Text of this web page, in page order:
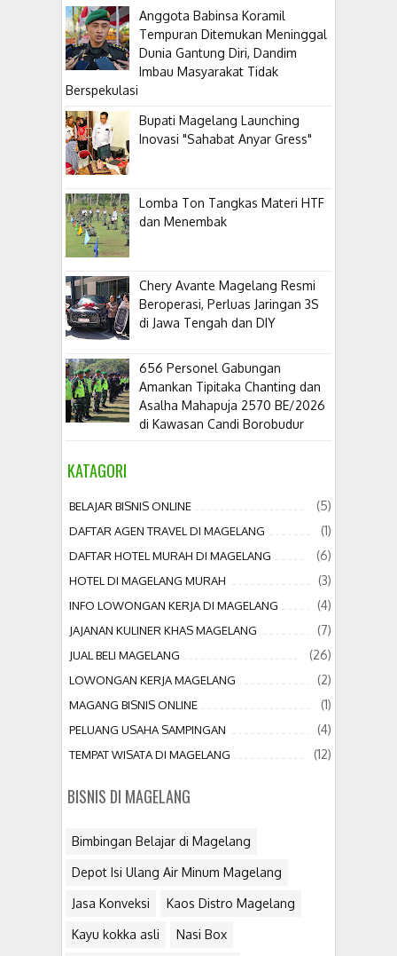
Anggota Babinsa Koramil
Tempuran Ditemukan Meninggal
Dunia Gantung Diri, Dandim
Imbau Masyarakat Tidak
Berspekulasi
Bupati Magelang Launching
Inovasi "Sahabat Anyar Gress"
Lomba Ton Tangkas Materi HTF
dan Menembak
​Chery Avante Magelang Resmi
Beroperasi, Perluas Jaringan 3S
di Jawa Tengah dan DIY
656 Personel Gabungan
Amankan Tipitaka Chanting dan
Asalha Mahapuja 2570 BE/2026
di Kawasan Candi Borobudur
KATAGORI
BELAJAR BISNIS ONLINE (5)
DAFTAR AGEN TRAVEL DI MAGELANG (1)
DAFTAR HOTEL MURAH DI MAGELANG (6)
HOTEL DI MAGELANG MURAH (3)
INFO LOWONGAN KERJA DI MAGELANG (4)
JAJANAN KULINER KHAS MAGELANG (7)
JUAL BELI MAGELANG (26)
LOWONGAN KERJA MAGELANG (2)
MAGANG BISNIS ONLINE (1)
PELUANG USAHA SAMPINGAN (4)
TEMPAT WISATA DI MAGELANG (12)
BISNIS DI MAGELANG
Bimbingan Belajar di Magelang
Depot Isi Ulang Air Minum Magelang
Jasa Konveksi Kaos Distro Magelang
Kayu kokka asli Nasi Box